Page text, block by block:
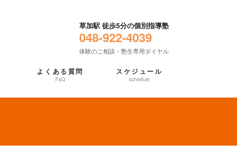
草加駅 徒歩5分の個別指導塾
048-922-4039
体験のご相談・塾生専用ダイヤル
よくある質問
FaQ
スケジュール
schedule